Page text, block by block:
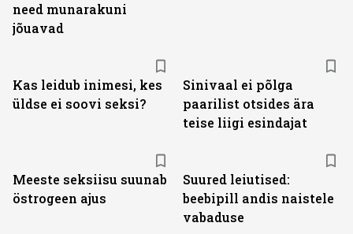
need munarakuni
jõuavad
Kas leidub inimesi, kes
üldse ei soovi seksi?
Sinivaal ei põlga
paarilist otsides ära
teise liigi esindajat
Meeste seksiisu suunab
östrogeen ajus
Suured leiutised:
beebipill andis naistele
vabaduse